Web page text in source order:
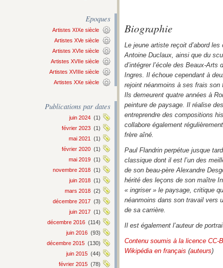
Epoques
Artistes XIXe siècle
Artistes XVe siècle
Artistes XVIe siècle
Artistes XVIIe siècle
Artistes XVIIIe siècle
Artistes XXe siècle
Publications par dates
juin 2024 (1)
février 2023 (1)
mai 2021
(1)
février 2020 (1)
mai 2019 (1)
novembre 2018 (1)
juin 2018 (1)
mars 2018 (2)
décembre 2017 (3)
juin 2017 (1)
décembre 2016 (114)
juin 2016 (93)
décembre 2015 (130)
juin 2015 (44)
février 2015 (78)
Biographie
Le jeune artiste reçoit d’abord
Antoine Duclaux, ainsi que du
d’intégrer l’école des Beaux-
Ingres. Il échoue cependant à
rejoint néanmoins à ses frais
Ils demeurent quatre années à
peinture de paysage. Il réalise
entreprendre des compositions
collabore également
frère aîné.
Paul Flandrin perpétue jusque
classique dont il est l’un des
de son beau-père Alexandre
hérité des leçons de son maître
« ingriser » le paysage, critique
néanmoins dans son travail vers
de sa carrière.
Il est également l’auteur de
Contenu soumis à la licence CC-
Wikipédia en français (auteurs)